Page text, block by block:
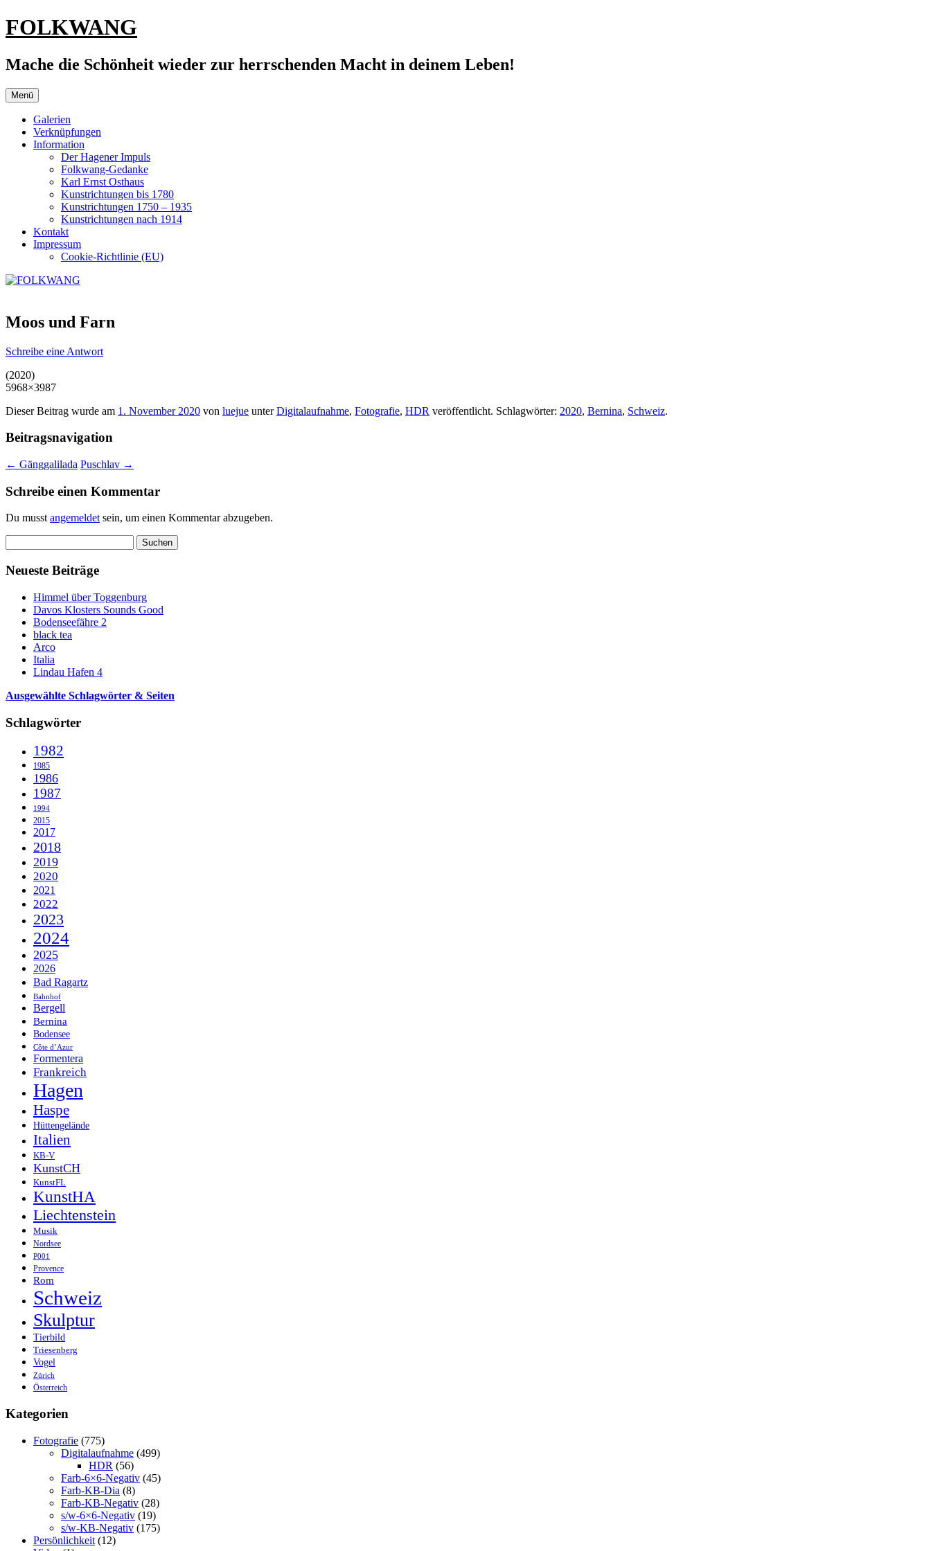
Zum
Inhalt
FOLKWANG
Mache die Schönheit wieder zur herrschenden Macht in deinem Leben!
Menü
Galerien
Verknüpfungen
Information
Der Hagener Impuls
Folkwang-Gedanke
Karl Ernst Osthaus
Kunstrichtungen bis 1780
Kunstrichtungen 1750 – 1935
Kunstrichtungen nach 1914
Kontakt
Impressum
Cookie-Richtlinie (EU)
Moos und Farn
Schreibe eine Antwort
(2020)
5968×3987
Dieser Beitrag wurde am 1. November 2020 von luejue unterDigitalaufnahme, Fotografie, HDR veröffentlicht. Schlagwörter: 2020, Bernina, Schweiz.
Beitragsnavigation
← Gänggalilada Puschlav →
Schreibe einen Kommentar
Du musstangemeldetsein, um einen Kommentar abzugeben.
nach:
Neueste Beiträge
Himmel über Toggenburg
Davos Klosters Sounds Good
Bodenseefähre 2
black tea
Arco
Italia
Lindau Hafen 4
Ausgewählte Schlagwörter & Seiten
Schlagwörter
1982
1985
1986
1987
1994
2015
2017
2018
2019
2020
2021
2022
2023
2024
2025
2026
Bad Ragartz
Bahnhof
Bergell
Bernina
Bodensee
Côte d’Azur
Formentera
Frankreich
Hagen
Haspe
Hüttengelände
Italien
KB-V
KunstCH
KunstFL
KunstHA
Liechtenstein
Musik
Nordsee
P001
Provence
Rom
Schweiz
Skulptur
Tierbild
Triesenberg
Vogel
Zürich
Österreich
Kategorien
Fotografie (775)
Digitalaufnahme (499)
HDR (56)
Farb-6×6-Negativ (45)
Farb-KB-Dia (8)
Farb-KB-Negativ (28)
s/w-6×6-Negativ (19)
s/w-KB-Negativ (175)
Persönlichkeit (12)